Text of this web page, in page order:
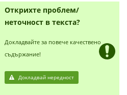
Открихте проблем/
неточност в текста?
Докладвайте за повече качествено
съдържание!
Докладвай нередност